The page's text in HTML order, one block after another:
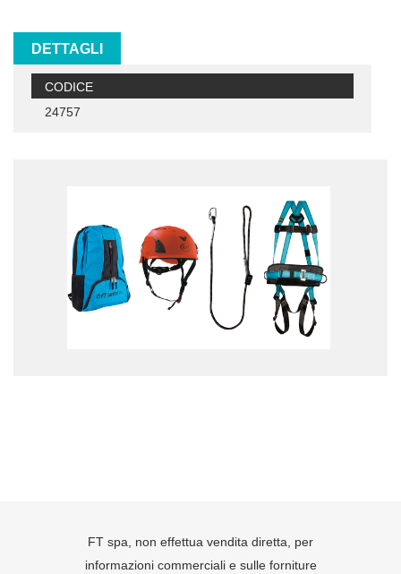
DETTAGLI
CODICE
24757
FT spa, non effettua vendita diretta, per
informazioni commerciali e sulle forniture